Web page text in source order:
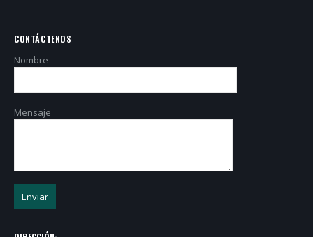
CONTÁCTENOS
Nombre
Mensaje